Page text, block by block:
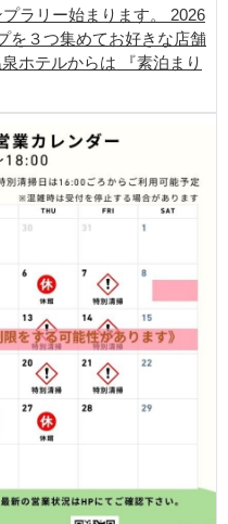
ラリー始まります。 2026
を３つ集めてお好きな店舗
ホテルからは 『素泊まり